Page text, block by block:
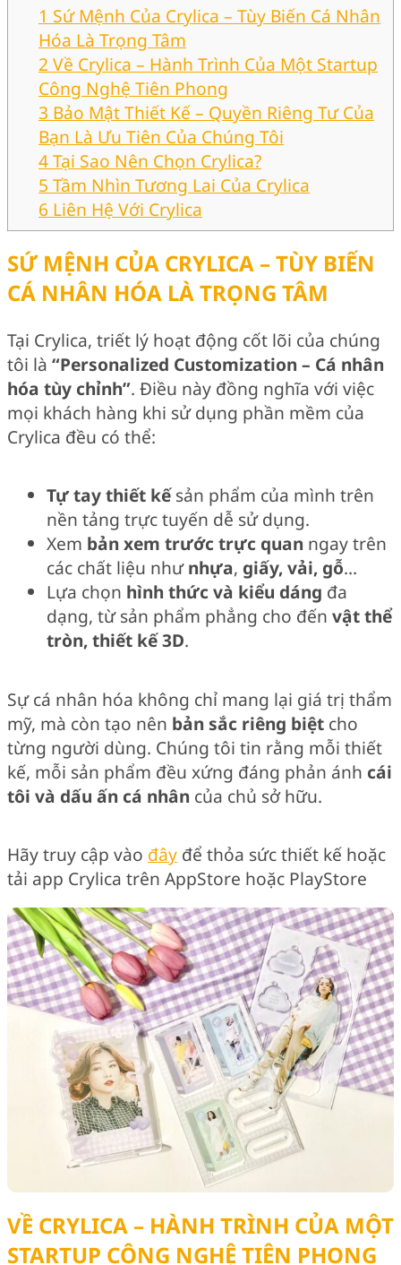
1 Sứ Mệnh Của Crylica – Tùy Biến Cá Nhân
Hóa Là Trọng Tâm
2 Về Crylica – Hành Trình Của Một Startup
Công Nghệ Tiên Phong
3 Bảo Mật Thiết Kế – Quyền Riêng Tư Của
Bạn Là Ưu Tiên Của Chúng Tôi
4Tại Sao Nên Chọn Crylica?
5 Tầm Nhìn Tương Lai Của Crylica
6 Liên Hệ Với Crylica
SỨ MỆNH CỦA CRYLICA – TÙY BIẾN
CÁ NHÂN HÓA LÀ TRỌNG TÂM
Tại Crylica, triết lý hoạt động cốt lõi của chúng
tôi là “Personalized Customization – Cá nhân
hóa tùy chỉnh”. Điều này đồng nghĩa với việc
mọi khách hàng khi sử dụng phần mềm của
Crylica đều có thể:
Tự tay thiết kếsản phẩm của mình trên
nền tảng trực tuyến dễ sử dụng.
Xem bản xem trước trực quan ngay trên
các chất liệu nhưnhựa, giấy, vải, gỗ…
Lựa chọn hình thức và kiểu dáng đa
dạng, từ sản phẩm phẳng cho đến vật thể
tròn, thiết kế 3D.
Sự cá nhân hóa không chỉ mang lại giá trị thẩm
mỹ, mà còn tạo nên bản sắc riêng biệt cho
từng người dùng. Chúng tôi tin rằng mỗi thiết
kế, mỗi sản phẩm đều xứng đáng phản ánh cái
tôi và dấu ấn cá nhân của chủ sở hữu.
Hãy truy cập vào đây để thỏa sức thiết kế hoặc
tải app Crylica trên AppStore hoặc PlayStore
VỀ CRYLICA – HÀNH TRÌNH CỦA MỘT
STARTUP CÔNG NGHỆ TIÊN PHONG